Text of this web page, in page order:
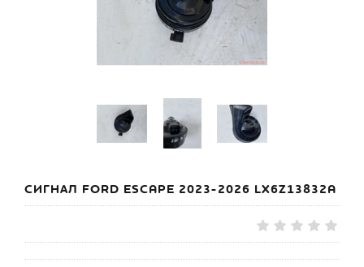
СИГНАЛ FORD ESCAPE 2023-2026 LX6Z13832A